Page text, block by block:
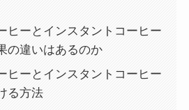
ヒーとインスタントコーヒー
の違いはあるのか
ヒーとインスタントコーヒー
る方法